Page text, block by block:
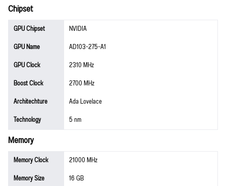
Chipset
GPU Chipset
NVIDIA
GPU Name
AD103-275-A1
GPU Clock
2310 MHz
Boost Clock
2700 MHz
Architechture
Ada Lovelace
Technology
5 nm
Memory
Memory Clock
21000 MHz
Memory Size
16 GB